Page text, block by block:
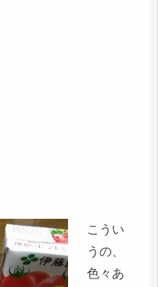
こうい
うの、
色々あ